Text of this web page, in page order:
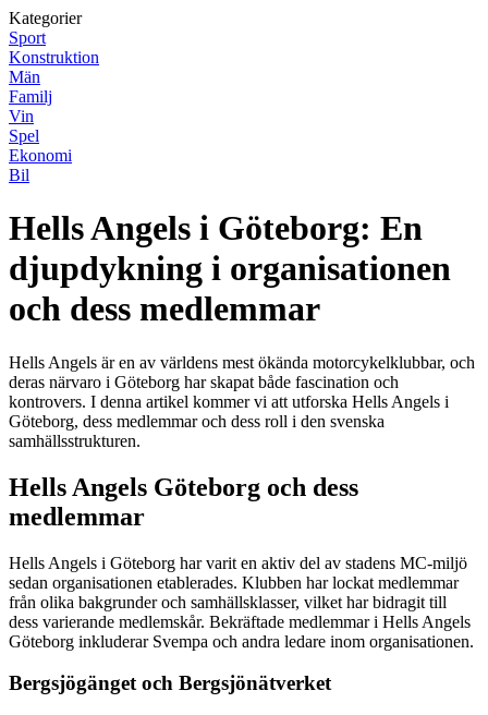
Kategorier
Sport
Konstruktion
Män
Familj
Vin
Spel
Ekonomi
Bil
Hells Angels i Göteborg: En
djupdykning i organisationen
och dess medlemmar
Hells Angels är en av världens mest ökända motorcykelklubbar, och
deras närvaro i Göteborg har skapat både fascination och
kontrovers. I denna artikel kommer vi att utforska Hells Angels i
Göteborg, dess medlemmar och dess roll i den svenska
samhällsstrukturen.
Hells Angels Göteborg och dess
medlemmar
Hells Angels i Göteborg har varit en aktiv del av stadens MC-miljö
sedan organisationen etablerades. Klubben har lockat medlemmar
från olika bakgrunder och samhällsklasser, vilket har bidragit till
dess varierande medlemskår. Bekräftade medlemmar i Hells Angels
Göteborg inkluderar Svempa och andra ledare inom organisationen.
Bergsjögänget och Bergsjönätverket